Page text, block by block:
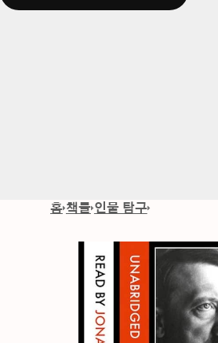
홈 책들 인물 탐구